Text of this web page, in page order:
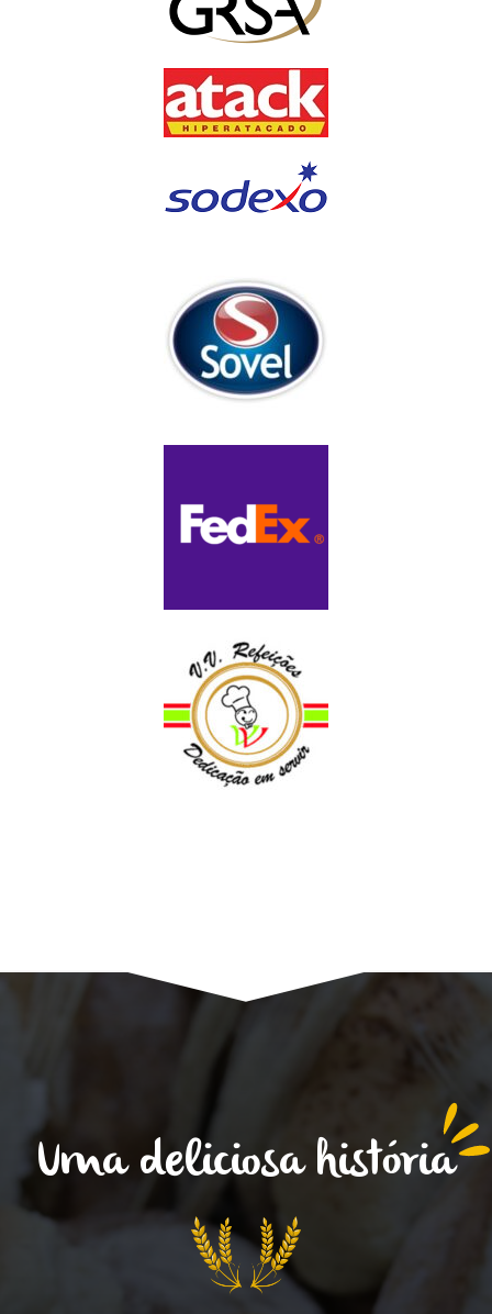
Uma deliciosa história